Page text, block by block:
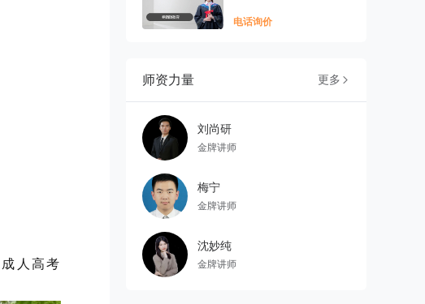
成人高考
电话询价
师资力量 更多 
刘尚研
金牌讲师
梅宁
金牌讲师
沈妙纯
金牌讲师